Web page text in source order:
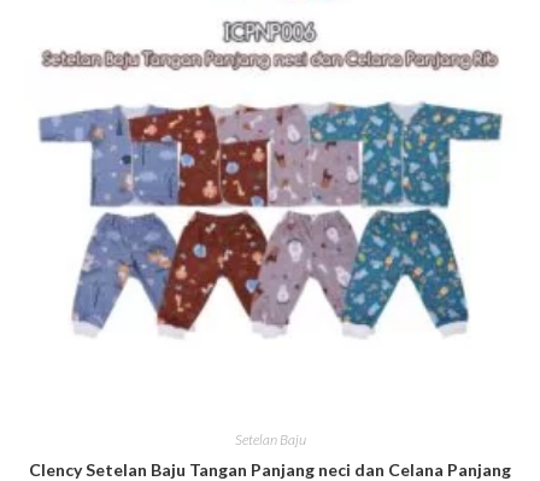
Setelan Baju
Clency Setelan Baju Tangan Panjang neci dan Celana Panjang